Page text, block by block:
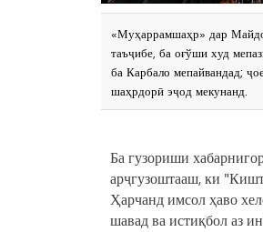
«Муҳаррамшаҳр» дар
таъҷибе, ба оғўши худ
ба Карбало мепайвандад;
шаҳрдорӣ эҷод мекунанд.
Ба гузориши
арҷгузоштааш, ки
Ҳарчанд имсол ҳаво
шавад ва истиқбол аз